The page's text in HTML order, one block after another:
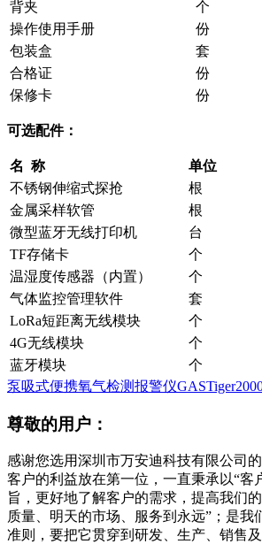
背夹 个
操作使用手册
份
包装盒
套
合格证
份
保修卡
份
可选配件：
名 称 单位
不锈钢伸缩式探抢
根
金属采样软管
根
微型蓝牙无线打印机
台
TF存储卡
个
温湿度传感器（内置）
个
气体监控管理软件
套
LoRa短距离无线模块
个
4G无线模块
个
蓝牙模块
个
泵吸式便携氧气检测报警仪
尊敬的用户：
感谢您选用深圳市万安迪科技有限公司
客户的利益放在第一位，一直秉承以“客
旨，更好地了解客户的需求，提高我们
质量、明天的市场、服务到永远”；是我
准则，要把它贯穿到研发、生产、销售